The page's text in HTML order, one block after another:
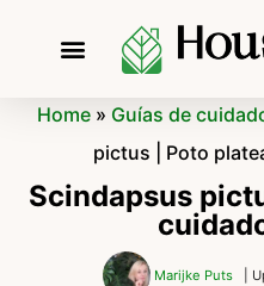
Home » Guías de
pictus | Poto
Scindapsus
Marijke Puts |